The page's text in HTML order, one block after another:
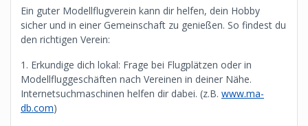
Ein guter Modellflugverein kann dir helfen, dein Hobby
sicher und in einer Gemeinschaft zu genießen. So findest du
den richtigen Verein:
1. Erkundige dich lokal: Frage bei Flugplätzen oder in
Modellfluggeschäften nach Vereinen in deiner Nähe.
Internetsuchmaschinen helfen dir dabei. (z.B. www.ma-
db.com)